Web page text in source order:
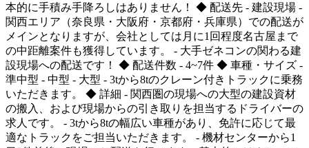
本的に手積み手降ろしはありません！ ◆ 配送先 - 建設現場 -
関西エリア（奈良県・大阪府・京都府・兵庫県）での配送が
メインとなりますが、会社としては月に1回程度名古屋まで
の中距離案件も獲得しています。 - 大手ゼネコンの関わる建
設現場への配送です！ ◆ 配送件数 - 4~7件 ◆ 車種・サイズ -
準中型 - 中型 - 大型 - 3tから8tのクレーン付きトラックに乗務
いただきます。 ◆ 詳細 - 関西圏の現場への大型の建設資材
の搬入、および現場からの引き取りを担当するドライバーの
求人です。 - 3tから8tの幅広い車種があり、免許に応じて最
適なトラックをご担当いただきます。 - 機材センターから1